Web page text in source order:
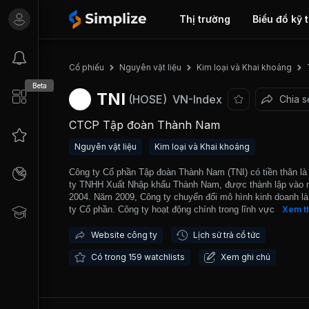
Thị trường Biểu đồ kỹ
Beta
Cổ phiếu Nguyên vật liệu Kim loại và Khai khoáng
TNI (HOSE) VN-Index Chia
CTCP Tập đoàn Thành Nam
Nguyên vật liệu Kim loại và Khai khoáng
Công ty Cổ phần Tập đoàn Thành Nam (TNI) có tiền thân là
ty TNHH Xuất Nhập khẩu Thành Nam, được thành lập vào
2004. Năm 2009, Công ty chuyển đổi mô hình kinh doanh
ty Cổ phần. Công ty hoạt động chính trong lĩnh vực kinh
cắt tấm, xẻ băng kim loại. TNI là một trong những đơn vị
cắt xẻ 60.000 tấn/năm và sản xuất 1.200 tấn ống inox/năm.
Ukraina, Mỹ, Hàn Quốc. Công ty hiện nay có trụ sở tại Hà
Xem
Website công ty Lịch sử trả cổ tức
Có trong 159 watchlists Xem ghi chú